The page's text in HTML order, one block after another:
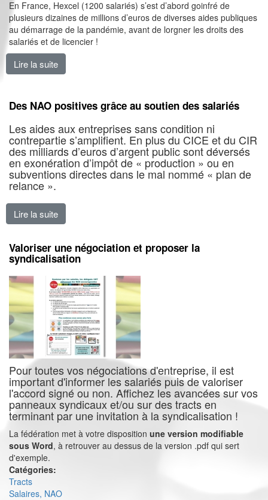
En France, Hexcel (1200 salariés) s’est d’abord goinfré de
plusieurs dizaines de millions d’euros de diverses aides publiques
au démarrage de la pandémie, avant de lorgner les droits des
salariés et de licencier !
Lire la suite
Des NAO positives grâce au soutien des salariés
Les aides aux entreprises sans condition ni
contrepartie s’amplifient. En plus du CICE et du CIR
des milliards d’euros d’argent public sont déversés
en exonération d’impôt de « production » ou en
subventions directes dans le mal nommé « plan de
relance ».
Lire la suite
Valoriser une négociation et proposer la
syndicalisation
Pour toutes vos négociations d'entreprise, il est
important d'informer les salariés puis de valoriser
l'accord signé ou non. Affichez les avancées sur vos
panneaux syndicaux et/ou sur des tracts en
terminant par une invitation à la syndicalisation !
La fédération met à votre disposition une version modifiable
sous Word, à retrouver au dessus de la version .pdf qui sert
d'exemple.
Catégories:
Tracts
Salaires, NAO